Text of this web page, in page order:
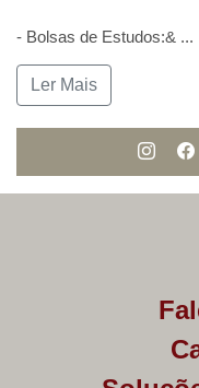
- Bolsas de Estudos:& ...
Ler Mais